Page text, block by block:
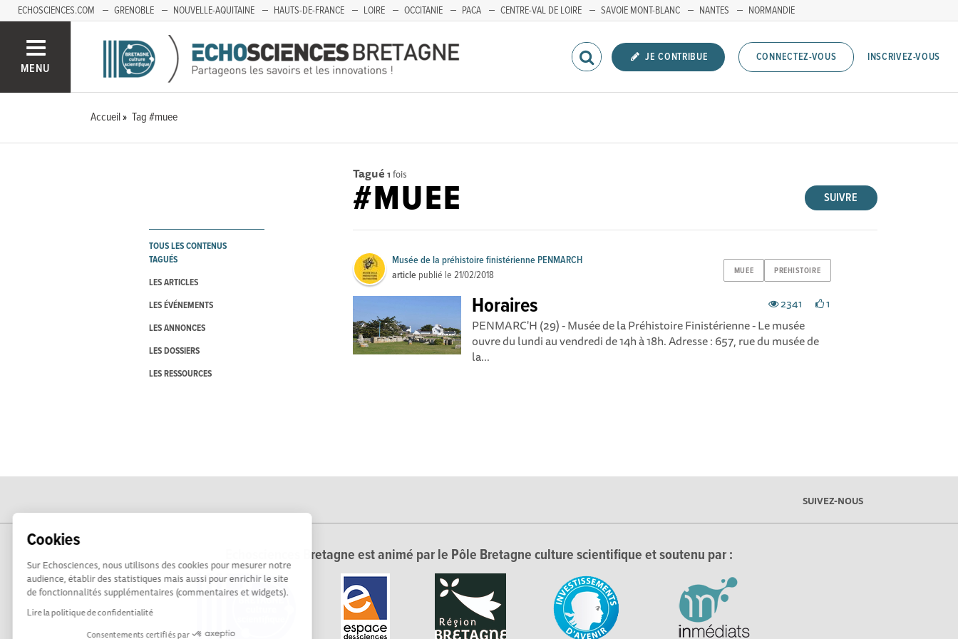
Cookies
Sur Echosciences, nous utilisons des cookies pour mesurer notre
audience, établir des statistiques mais aussi pour enrichir le site
de fonctionnalités supplémentaires (commentaires et widgets).
Lire la politique de confidentialité
Consentements certifiés par
ECHOSCIENCES.COM GRENOBLE NOUVELLE-AQUITAINE HAUTS-DE-FRANCE LOIRE OCCITANIE PACA CENTRE-VAL DE LOIRE SAVOIE MONT-BLANC NANTES NORMANDIE
MENU
JE CONTRIBUE CONNECTEZ-VOUS INSCRIVEZ-VOUS
Accueil Tag #muee
TOUS LES CONTENUS
TAGUÉS
LES ARTICLES
LES ÉVÉNEMENTS
LES ANNONCES
LES DOSSIERS
LES RESSOURCES
Tagué 1 fois
SUIVRE
#MUEE
MUEE PREHISTOIRE
Musée de la préhistoire finistérienne PENMARCH
article publié le21/02/2018
2341 1
Horaires
PENMARC'H (29) - Musée de la Préhistoire Finistérienne - Le musée
ouvre du lundi au vendredi de 14h à 18h. Adresse : 657, rue du musée de
la...
SUIVEZ-NOUS
Echosciences Bretagne est animé par le Pôle Bretagne culture scientifique et soutenu par :